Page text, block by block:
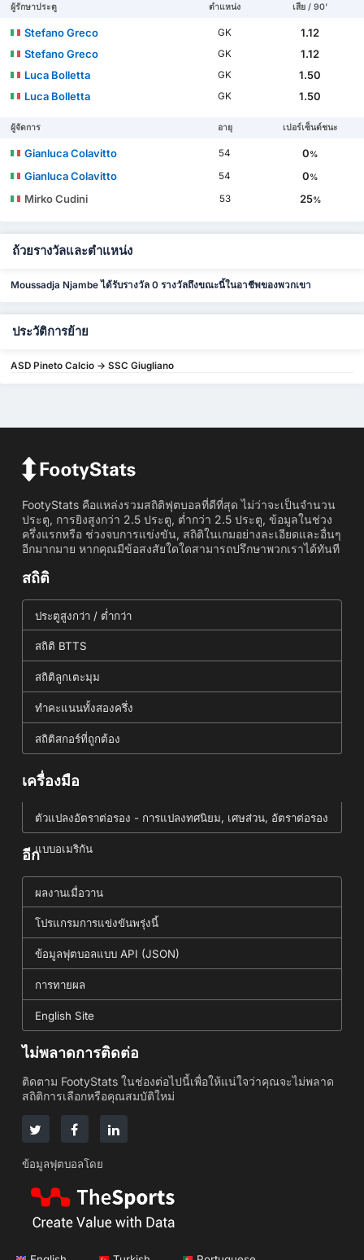
ผู้รักษาประตู ตำแหน่ง เสีย / 90'
Stefano Greco GK
1.12
Stefano Greco
GK
1.12
Luca Bolletta
GK
1.50
Luca Bolletta
GK 1.50
ผู้จัดการ อายุ เปอร์เซ็นต์ชนะ
Gianluca Colavitto 54 0%
Gianluca Colavitto 54 0%
Mirko Cudini 53 25%
ถ้วยรางวัลและตำแหน่ง
Moussadja Njambe ได้รับรางวัล 0 รางวัลถึงขณะนี้ในอาชีพของพวกเขา
ประวัติการย้าย
ASD Pineto Calcio -> SSC Giugliano
FootyStats คือแหล่งรวมสถิติฟุตบอลที่ดีที่สุด ไม่ว่าจะเป็นจำนวน
ประตู, การยิงสูงกว่า 2.5 ประตู, ต่ำกว่า 2.5 ประตู, ข้อมูลในช่วง
ครึ่งแรกหรือ ช่วงจบการแข่งขัน, สถิติในเกมอย่างละเอียดและอื่นๆ
อีกมากมาย หากคุณมีข้อสงสัยใดใดสามารถปรึกษาพวกเราได้ทันที
สถิติ
ประตูสูงกว่า / ต่ำกว่า
สถิติ BTTS
สถิติลูกเตะมุม
ทำคะแนนทั้งสองครึ่ง
สถิติสกอร์ที่ถูกต้อง
เครื่องมือ
ตัวแปลงอัตราต่อรอง - การแปลงทศนิยม, เศษส่วน, อัตราต่อรอง
แบบอเมริกัน
อีก
ผลงานเมื่อวาน
โปรแกรมการแข่งขันพรุ่งนี้
ข้อมูลฟุตบอลแบบ API (JSON)
การทายผล
English Site
ไม่พลาดการติดต่อ
ติดตาม FootyStats ในช่องต่อไปนี้เพื่อให้แน่ใจว่าคุณจะไม่พลาด
สถิติการเลือกหรือคุณสมบัติใหม่
ข้อมูลฟุตบอลโดย